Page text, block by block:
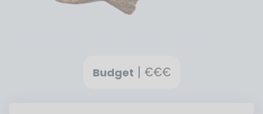
Budget €€€